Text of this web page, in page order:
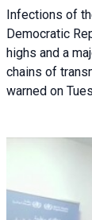
Infections of
Democratic
highs and a
chains of
warned on